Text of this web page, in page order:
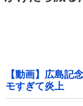
【動画】広島記
モすぎて炎上